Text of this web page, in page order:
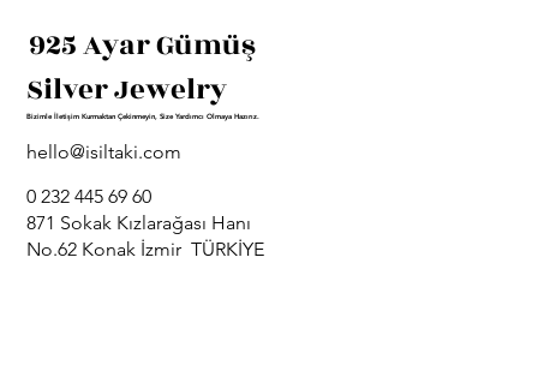
925 Ayar Gümüş
Silver Jewelry
Bizimle İletişim Kurmaktan Çekinmeyin, Size Yardımcı Olmaya Hazırız.
hello@isiltaki.com
0 232 445 69 60
871 Sokak Kızlarağası Hanı
No.62 Konak İzmir TÜRKİYE